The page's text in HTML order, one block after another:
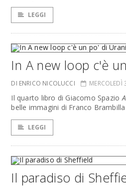
LEGGI
In A new loop c'è
DI ENRICO NICOLUCCI
Il quarto libro di Giacomo Spazio
belle immagini di Franco
LEGGI
Il paradiso di